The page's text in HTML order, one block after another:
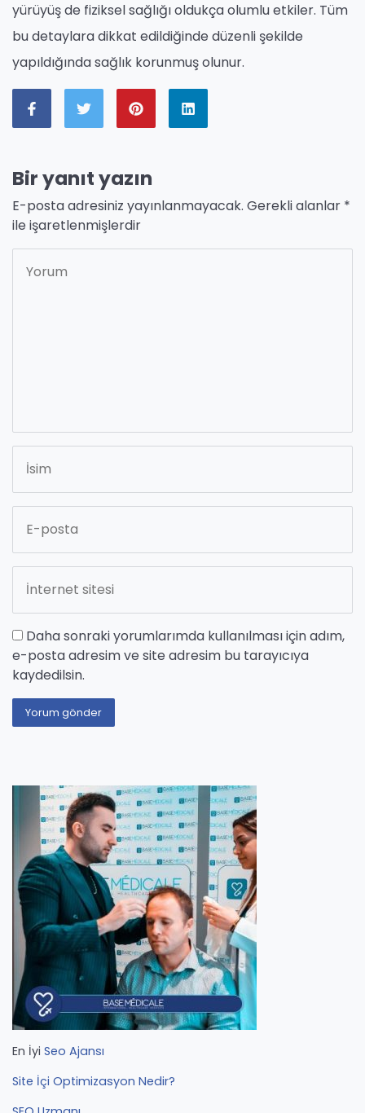
yürüyüş de fiziksel sağlığı oldukça olumlu etkiler. Tüm
bu detaylara dikkat edildiğinde düzenli şekilde
yapıldığında sağlık korunmuş olunur.
Bir yanıt yazın
E-posta adresiniz yayınlanmayacak. Gerekli alanlar *
ile işaretlenmişlerdir
Daha sonraki yorumlarımda kullanılması için adım,
e-posta adresim ve site adresim bu tarayıcıya
kaydedilsin.
En İyi Seo Ajansı
Site İçi Optimizasyon Nedir?